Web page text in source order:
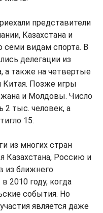
представители
Казахстана и
семи видам спорта. В
делегации из
а также на четвертые
Китая. Позже игры
и Молдовы. Число
2 тыс. человек, а
15.
из многих стран
Казахстана, Россию и
из ближнего
2010 году, когда
события. Но
является даже